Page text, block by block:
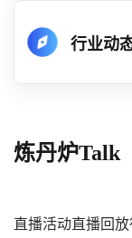
分析
数据中心
消费者说
行业动
炼丹炉Talk
直播活动直播回放